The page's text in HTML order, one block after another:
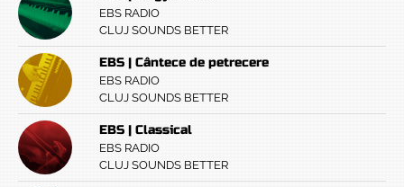
EBS RADIO
CLUJ SOUNDS BETTER
EBS | Cântece de petrecere
EBS RADIO
CLUJ SOUNDS BETTER
EBS | Classical
EBS RADIO
CLUJ SOUNDS BETTER